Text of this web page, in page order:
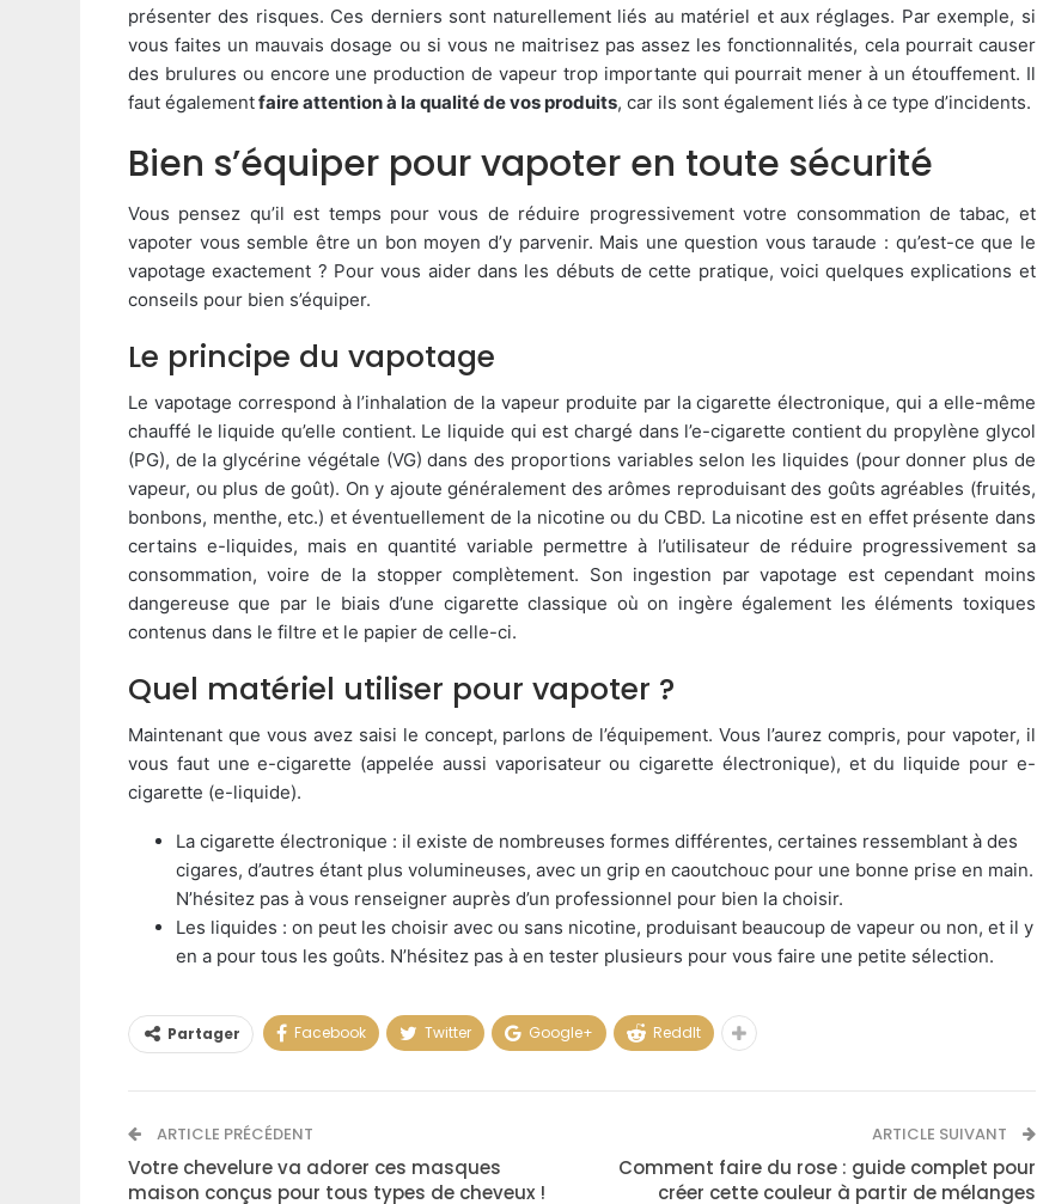
présenter des risques. Ces derniers sont naturellement liés au matériel et aux réglages. Par exemple, si
vous faites un mauvais dosage ou si vous ne maitrisez pas assez les fonctionnalités, cela pourrait causer
des brulures ou encore une production de vapeur trop importante qui pourrait mener à un étouffement. Il
faut égalementfaire attention à la qualité de vos produits, car ils sont également liés à ce type d’incidents.
Bien s’équiper pour vapoter en toute sécurité
Vous pensez qu’il est temps pour vous de réduire progressivement votre consommation de tabac, et
vapoter vous semble être un bon moyen d’y parvenir. Mais une question vous taraude : qu’est-ce que le
vapotage exactement ? Pour vous aider dans les débuts de cette pratique, voici quelques explications et
conseils pour bien s’équiper.
Le principe du vapotage
Le vapotage correspond à l’inhalation de la vapeur produite par la cigarette électronique, qui a elle-même
chauffé le liquide qu’elle contient. Le liquide qui est chargé dans l’e-cigarette contient du propylène glycol
(PG), de la glycérine végétale (VG) dans des proportions variables selon les liquides (pour donner plus de
vapeur, ou plus de goût). On y ajoute généralement des arômes reproduisant des goûts agréables (fruités,
bonbons, menthe, etc.) et éventuellement de la nicotine ou du CBD. La nicotine est en effet présente dans
certains e-liquides, mais en quantité variable permettre à l’utilisateur de réduire progressivement sa
consommation, voire de la stopper complètement. Son ingestion par vapotage est cependant moins
dangereuse que par le biais d’une cigarette classique où on ingère également les éléments toxiques
contenus dans le filtre et le papier de celle-ci.
Quel matériel utiliser pour vapoter ?
Maintenant que vous avez saisi le concept, parlons de l’équipement. Vous l’aurez compris, pour vapoter, il
vous faut une e-cigarette (appelée aussi vaporisateur ou cigarette électronique), et du liquide pour e-
cigarette (e-liquide).
La cigarette électronique : il existe de nombreuses formes différentes, certaines ressemblant à des
cigares, d’autres étant plus volumineuses, avec un grip en caoutchouc pour une bonne prise en main.
N’hésitez pas à vous renseigner auprès d’un professionnel pour bien la choisir.
Les liquides : on peut les choisir avec ou sans nicotine, produisant beaucoup de vapeur ou non, et il y
en a pour tous les goûts. N’hésitez pas à en tester plusieurs pour vous faire une petite sélection.
Partager Facebook Twitter Google+ ReddIt
ARTICLE PRÉCÉDENT
Votre chevelure va adorer ces masques
maison conçus pour tous types de cheveux !
ARTICLE SUIVANT
Comment faire du rose : guide complet pour
créer cette couleur à partir de mélanges